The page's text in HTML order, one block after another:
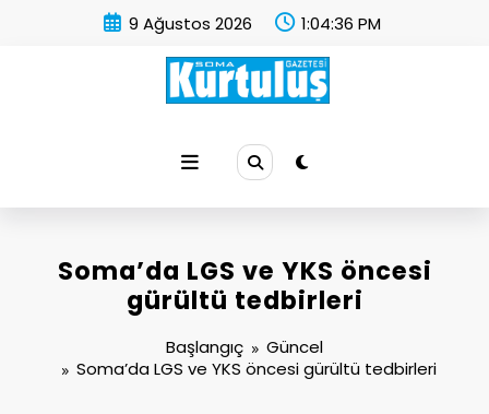
9 Ağustos 2026 1:04:37 PM
Soma’da LGS ve YKS öncesi
gürültü tedbirleri
Başlangıç
Güncel
Soma’da LGS ve YKS öncesi gürültü tedbirleri